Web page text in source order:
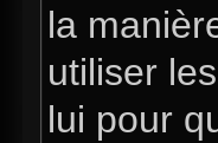
la
utiliser
lui pour